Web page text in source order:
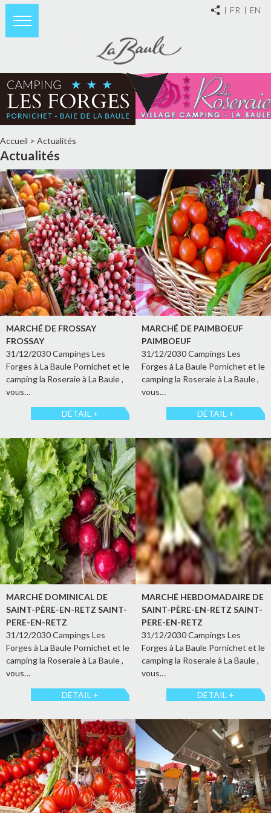
FR EN
Accueil > Actualités
Actualités
MARCHÉ DE FROSSAY
FROSSAY
31/12/2030 Campings Les
Forges à La Baule Pornichet et le
camping la Roseraie à La Baule ,
vous…
DÉTAIL +
MARCHÉ DE PAIMBOEUF
PAIMBOEUF
31/12/2030 Campings Les
Forges à La Baule Pornichet et le
camping la Roseraie à La Baule ,
vous…
DÉTAIL +
MARCHÉ DOMINICAL DE
SAINT-PÈRE-EN-RETZ SAINT-
PERE-EN-RETZ
31/12/2030 Campings Les
Forges à La Baule Pornichet et le
camping la Roseraie à La Baule ,
vous…
DÉTAIL +
MARCHÉ HEBDOMADAIRE DE
SAINT-PÈRE-EN-RETZ SAINT-
PERE-EN-RETZ
31/12/2030 Campings Les
Forges à La Baule Pornichet et le
camping la Roseraie à La Baule ,
vous…
DÉTAIL +